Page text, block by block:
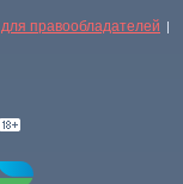
для правообладателей |